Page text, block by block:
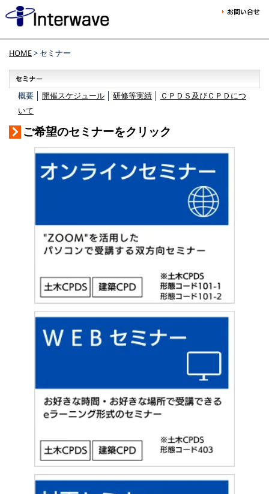
HOME> セミナー
概要 │ 開催スケジュール 研修等実績
ＣＰＤＳ及びＣＰＤにつ
いて
ご希望のセミナーをクリック